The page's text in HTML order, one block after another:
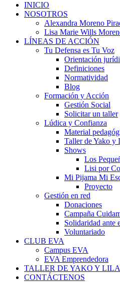
INICIO
NOSOTROS
Alexandra Moreno
Lisa Marie Wills
LÍNEAS DE ACCIÓN
Tu Defensa es Tu Voz
Orientación
Definiciones
Normatividad
Blog
Formación y Acción
Gestión Social
Solicitar un taller
Lúdica y Confianza
Material
Taller de Yako y
Shows
Los
Lisi por
Mi Pijama Mi
Proyecto
Gestión en red
Donaciones
Campaña
Solidaridad ante
Voluntariado
CLUB EVA
Campus EVA
EVA Emprendedora
TALLER DE YAKO Y LILA
CONTÁCTENOS